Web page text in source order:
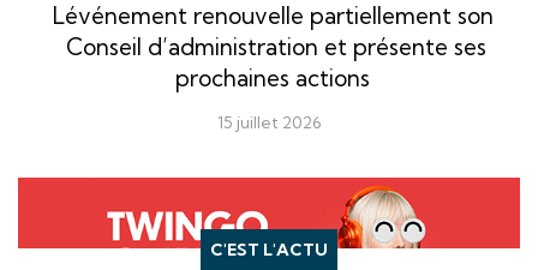
Lévénement renouvelle partiellement son
Conseil d’administration et présente ses
prochaines actions
15 juillet 2026
C'EST L'ACTU